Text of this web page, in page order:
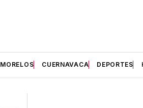
MORELOS CUERNAVACA DEPORTES